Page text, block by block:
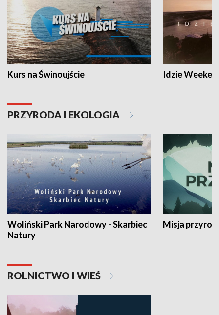
Kurs na Świnoujście Idzie
PRZYRODA I EKOLOGIA
Woliński Park Narodowy - Skarbiec
Natury
Misja
ROLNICTWO I WIEŚ